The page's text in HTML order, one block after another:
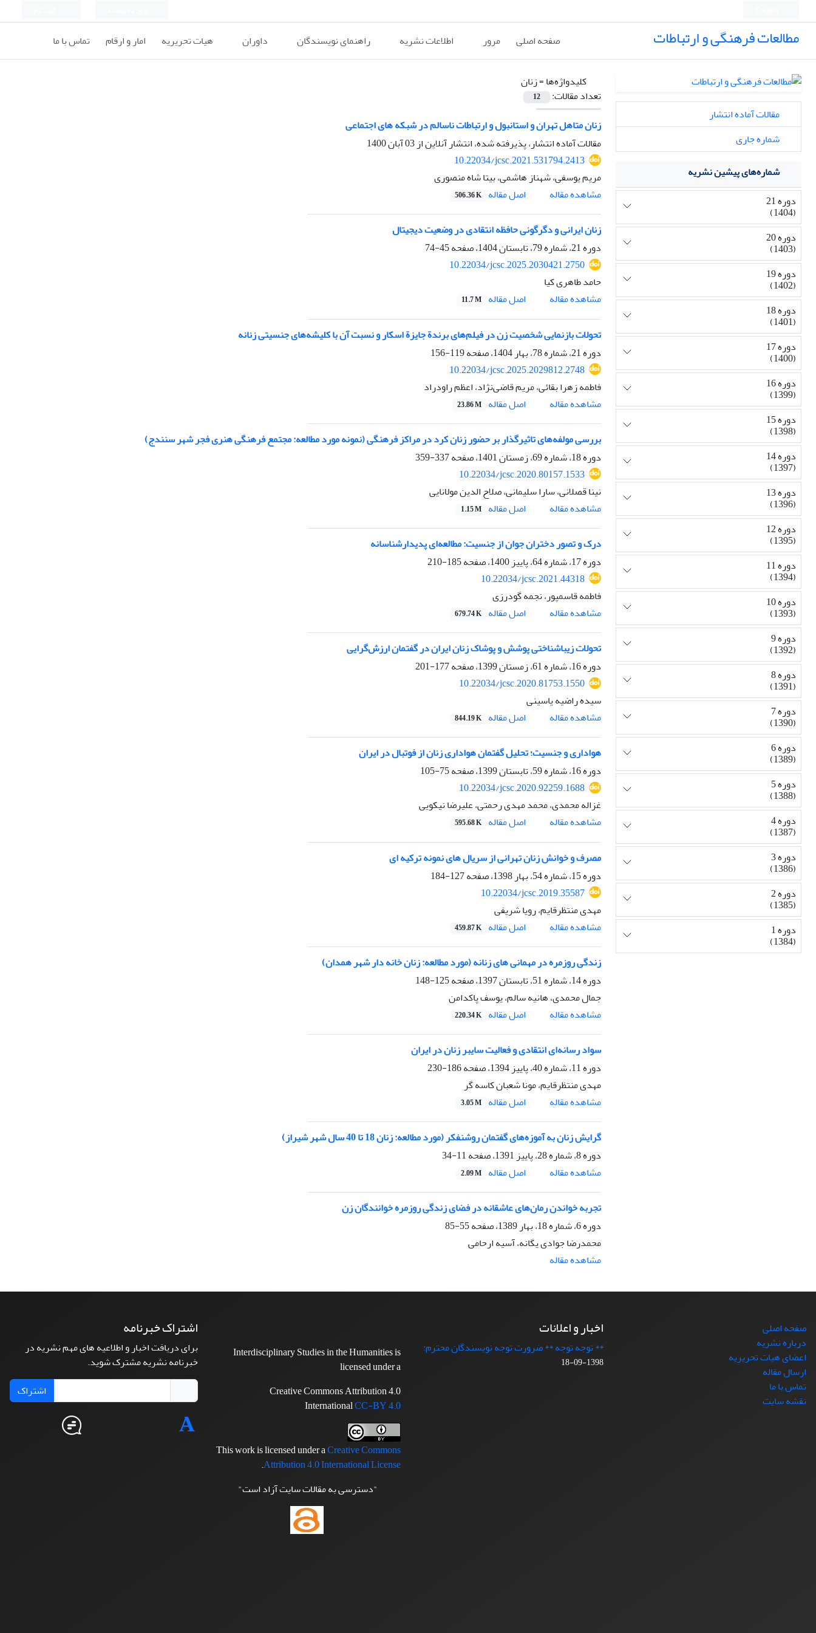
مطالعات فرهنگی و ارتباطات صفحه اصلی مرور اطلاعات نشریه راهنمای نویسندگان داوران هیات تحریریه امار و ارقام تماس با ما
کلیدواژه‌ها =زنان
تعداد مقالات:
12
زنان متاهل تهران و استانبول و ارتباطات ناسالم در شبکه های اجتماعی
مقالات آماده انتشار، پذیرفته شده، انتشار آنلاین از03 آبان 1400
10.22034/jcsc.2021.531794.2413
مریم یوسفی، شهناز هاشمی، بیتا شاه منصوری
مشاهده مقاله
اصل مقاله 506.36 K
زنان ایرانی و دگرگونی حافظه انتقادی در وضعیت دیجیتال
دوره 21، شماره 79، تابستان 1404، صفحه
45-74
10.22034/jcsc.2025.2030421.2750
حامد طاهری کیا
مشاهده مقاله
اصل مقاله 11.7 M
تحولات بازنمایی شخصیت زن در فیلم‌های برندة جایزة اسکار و نسبت آن با کلیشه‌های جنسیتی زنانه
دوره 21، شماره 78، بهار 1404، صفحه
119-156
10.22034/jcsc.2025.2029812.2748
فاطمه زهرا بقائی، مریم قاضی‌نژاد، اعظم راودراد
مشاهده مقاله
اصل مقاله 23.86 M
بررسی مولفه‌های تاثیرگذار بر حضور زنان کرد در مراکز فرهنگی (نمونه مورد مطالعه: مجتمع فرهنگی هنری فجر شهر سنندج)
دوره 18، شماره 69، زمستان 1401، صفحه
337-359
10.22034/jcsc.2020.80157.1533
نینا قصلانی، سارا سلیمانی، صلاح الدین مولانایی
مشاهده مقاله
اصل مقاله 1.15 M
درک و تصور دختران جوان از جنسیت: مطالعه‌ای پدیدارشناسانه
دوره 17، شماره 64، پاییز 1400، صفحه
185-210
10.22034/jcsc.2021.44318
فاطمه قاسمپور، نجمه گودرزی
مشاهده مقاله
اصل مقاله 679.74 K
تحولات زیباشناختی پوشش و پوشاک زنان ایران در گفتمان ارزش‌گرایی
دوره 16، شماره 61، زمستان 1399، صفحه
177-201
10.22034/jcsc.2020.81753.1550
سیده راضیه یاسینی
مشاهده مقاله
اصل مقاله 844.19 K
هواداری و جنسیت؛ تحلیل گفتمان هواداری زنان از فوتبال در ایران
دوره 16، شماره 59، تابستان 1399، صفحه
75-105
10.22034/jcsc.2020.92259.1688
غزاله محمدی، محمد مهدی رحمتی، علیرضا نیکویی
مشاهده مقاله
اصل مقاله 595.68 K
مصرف و خوانش زنان تهرانی از سریال های نمونه ترکیه ای
دوره 15، شماره 54، بهار 1398، صفحه
127-184
10.22034/jcsc.2019.35587
مهدی منتظرقایم، رویا شریفی
مشاهده مقاله
اصل مقاله 459.87 K
زندگی روزمره در مهمانی های زنانه (مورد مطالعه: زنان خانه دار شهر همدان)
دوره 14، شماره 51، تابستان 1397، صفحه
125-148
جمال محمدی، هانیه سالم، یوسف پاکدامن
مشاهده مقاله
اصل مقاله 220.34 K
سواد رسانه‌ای انتقادی و فعالیت سایبر زنان در ایران
دوره 11، شماره 40، پاییز 1394، صفحه
186-230
مهدی منتظرقایم، مونا شعبان کاسه گر
مشاهده مقاله
اصل مقاله 3.05 M
گرایش زنان به آموزه‌های گفتمان روشنفکر (مورد مطالعه: زنان 18 تا 40 سال شهر شیراز)
دوره 8، شماره 28، پاییز 1391، صفحه
11-34
مشاهده مقاله
اصل مقاله 2.09 M
تجربه خواندن رمان‌های عاشقانه در فضای زندگی روزمره خوانندگان زن
دوره 6، شماره 18، بهار 1389، صفحه
55-85
محمدرضا جوادی یگانه، آسیه ارحامی
مشاهده مقاله
مقالات آماده انتشار
شماره جاری
شماره‌های پیشین نشریه
دوره 21
(1404)
دوره 20
(1403)
دوره 19
(1402)
دوره 18
(1401)
دوره 17
(1400)
دوره 16
(1399)
دوره 15
(1398)
دوره 14
(1397)
دوره 13
(1396)
دوره 12
(1395)
دوره 11
(1394)
دوره 10
(1393)
دوره 9
(1392)
دوره 8
(1391)
دوره 7
(1390)
دوره 6
(1389)
دوره 5
(1388)
دوره 4
(1387)
دوره 3
(1386)
دوره 2
(1385)
دوره 1
(1384)
صفحه اصلی
درباره نشریه
اعضای هیات تحریریه
ارسال مقاله
تماس با ما
نقشه سایت
اخبار و اعلانات
** توجه توجه ** ضرورت توجه نویسندگان محترم:
1398-09-18
Interdisciplinary Studies in the Humanities is
licensed under a
Creative Commons Attribution 4.0
InternationalCC-BY 4.0
This work is licensed under aCreative Commons
Attribution 4.0 International License
.
"دسترسی به مقالات سایت آزاد است"
اشتراک خبرنامه
برای دریافت اخبار و اطلاعیه های مهم نشریه در
خبرنامه نشریه مشترک شوید.
اشتراک